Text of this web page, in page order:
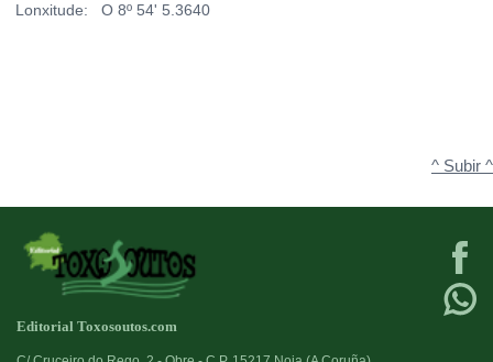
Lonxitude: O 8º 54' 5.3640
^ Subir ^
Editorial Toxosoutos.com